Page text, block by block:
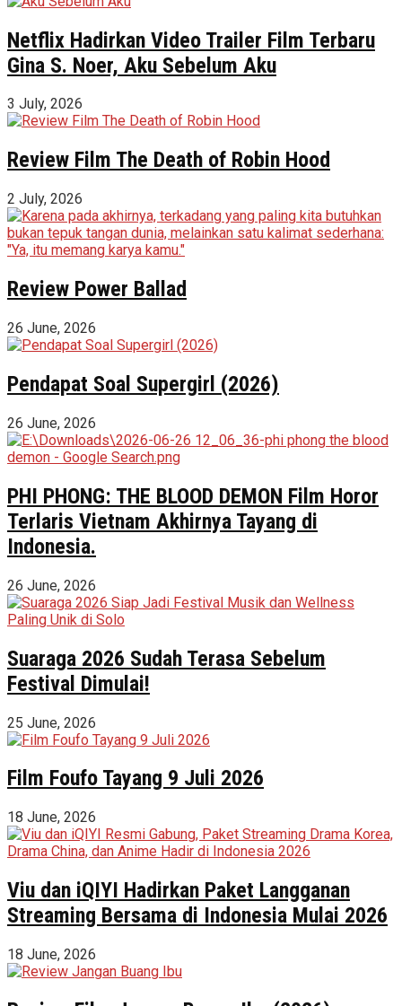
Netflix Hadirkan Video Trailer Film Terbaru
Gina S. Noer, Aku Sebelum Aku
3 July, 2026
Review Film The Death of Robin Hood
2 July, 2026
Review Power Ballad
26 June, 2026
Pendapat Soal Supergirl (2026)
26 June, 2026
PHI PHONG: THE BLOOD DEMON Film Horor
Terlaris Vietnam Akhirnya Tayang di
Indonesia.
26 June, 2026
Suaraga 2026 Sudah Terasa Sebelum
Festival Dimulai!
25 June, 2026
Film Foufo Tayang 9 Juli 2026
18 June, 2026
Viu dan iQIYI Hadirkan Paket Langganan
Streaming Bersama di Indonesia Mulai 2026
18 June, 2026